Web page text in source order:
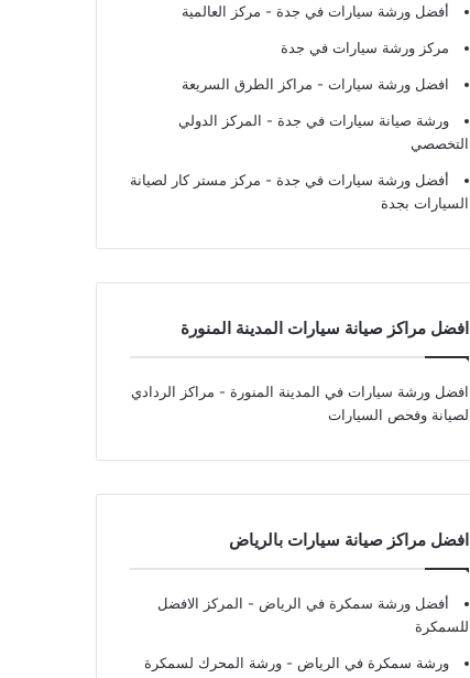
أفضل ورشة سيارات في جدة - مركز العالمية
مركز ورشة سيارات في جدة
افضل ورشة سيارات - مراكز الطرق السريعة
ورشة صيانة سيارات في جدة - المركز الدولي
التخصصي
أفضل ورشة سيارات في جدة - مركز مستر كار لصيانة
السيارات بجدة
افضل مراكز صيانة سيارات المدينة المنورة
افضل ورشة سيارات في المدينة المنورة - مراكز الردادي
لصيانة وفحص السيارات
افضل مراكز صيانة سيارات بالرياض
أفضل ورشة سمكرة في الرياض - المركز الافضل
للسمكرة
ورشة سمكرة في الرياض - ورشة المحرك لسمكرة